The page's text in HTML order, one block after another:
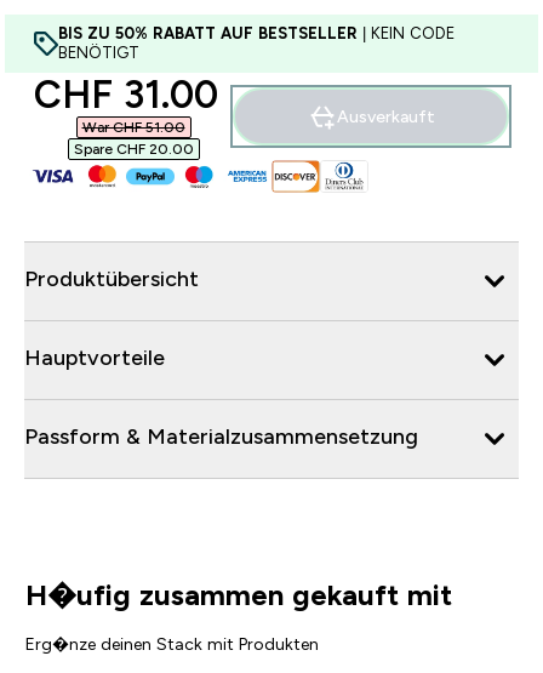
BIS ZU 50% RABATT AUF BESTSELLER | KEIN CODE
BENÖTIGT
discounted price
CHF 31.00‎
War CHF 51.00‎
Spare CHF 20.00‎
Ausverkauft
Produktübersicht
Hauptvorteile
Passform & Materialzusammensetzung
H�ufig zusammen gekauft mit
Erg�nze deinen Stack mit Produkten